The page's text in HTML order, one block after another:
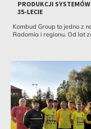
PRODUKCJI
35-LECIE
Kombud Group to jedno z
Radomia i regionu. Od lat